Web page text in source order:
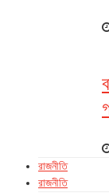
রাজনীতি
রাজনীতি